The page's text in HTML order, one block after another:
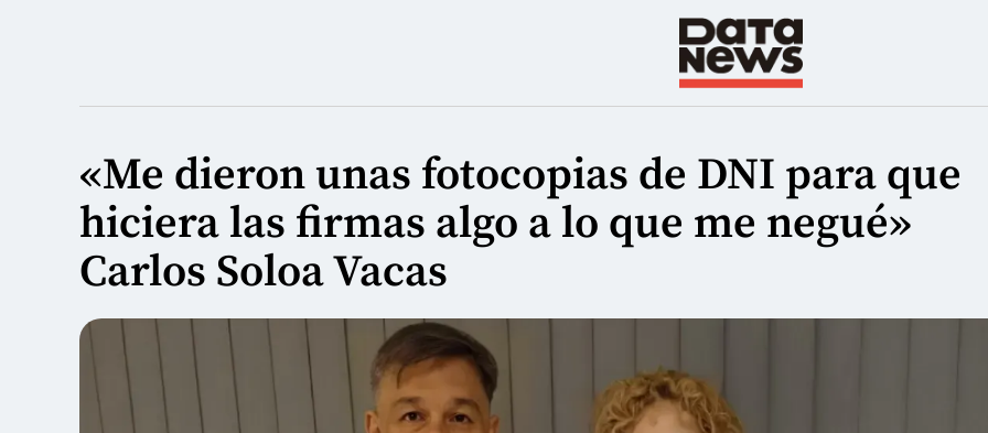
«Me dieron unas fotocopias de DNI para que
hiciera las firmas algo a lo que me negué»
Carlos Soloa Vacas